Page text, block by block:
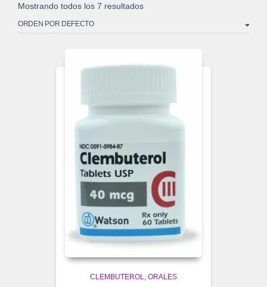
Mostrando todos los 7 resultados
CLEMBUTEROL ORALES